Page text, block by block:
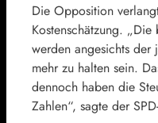
Die Opposition
Kostenschätzung. „Die
werden angesichts der
mehr zu halten sein.
dennoch haben die
Zahlen“, sagte der